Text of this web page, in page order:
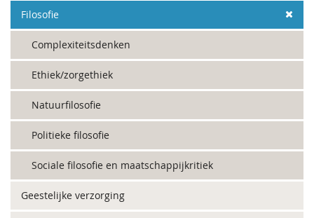
Filosofie
Complexiteitsdenken
Ethiek/zorgethiek
Natuurfilosofie
Politieke filosofie
Sociale filosofie en maatschappijkritiek
Geestelijke verzorging